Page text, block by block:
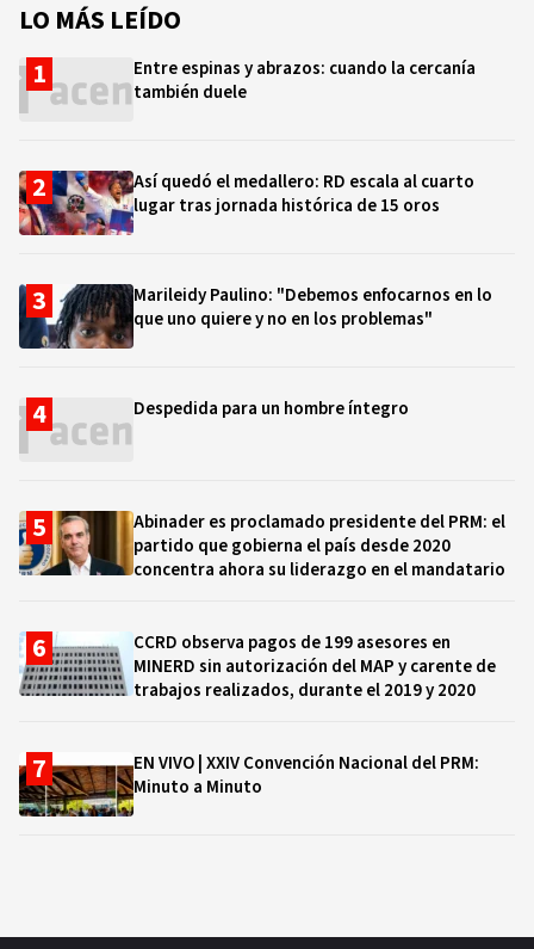
LO MÁS LEÍDO
Entre espinas y abrazos: cuando la cercanía
también duele
Así quedó el medallero: RD escala al cuarto
lugar tras jornada histórica de 15 oros
Marileidy Paulino: "Debemos enfocarnos en lo
que uno quiere y no en los problemas"
Despedida para un hombre íntegro
Abinader es proclamado presidente del PRM: el
partido que gobierna el país desde 2020
concentra ahora su liderazgo en el mandatario
CCRD observa pagos de 199 asesores en
MINERD sin autorización del MAP y carente de
trabajos realizados, durante el 2019 y 2020
EN VIVO | XXIV Convención Nacional del PRM:
Minuto a Minuto